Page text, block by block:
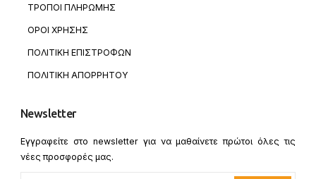
ΤΡΟΠΟΙ ΠΛΗΡΩΜΗΣ
ΟΡΟΙ ΧΡΗΣΗΣ
ΠΟΛΙΤΙΚΗ ΕΠΙΣΤΡΟΦΩΝ
ΠΟΛΙΤΙΚΗ ΑΠΟΡΡΗΤΟΥ
Newsletter
Εγγραφείτε στο newsletter για να μαθαίνετε πρώτοι όλες τις
νέες προσφορές μας.